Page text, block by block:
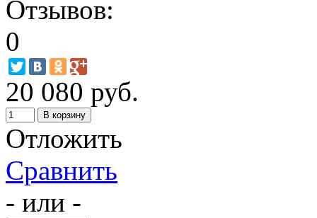
20 080 руб.
Отложить
Сравнить
- или -